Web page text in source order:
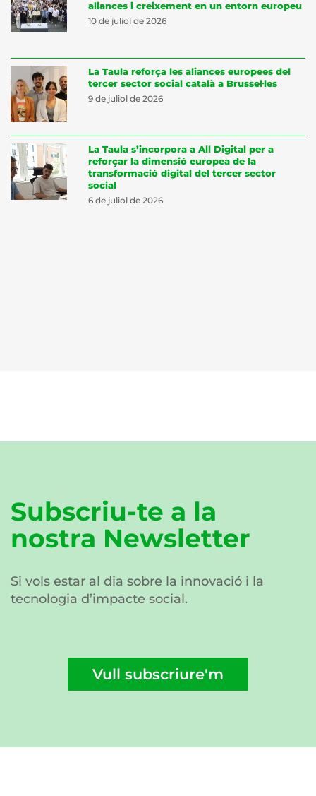
aliances i creixement en un entorn europeu
10 de juliol de 2026
La Taula reforça les aliances europees del
tercer sector social català a Brussel·les
9 de juliol de 2026
La Taula s’incorpora a All Digital per a
reforçar la dimensió europea de la
transformació digital del tercer sector
social
6 de juliol de 2026
Subscriu-te a la
nostra Newsletter
Si vols estar al dia sobre la innovació i la
tecnologia d’impacte social.
Vull subscriure'm